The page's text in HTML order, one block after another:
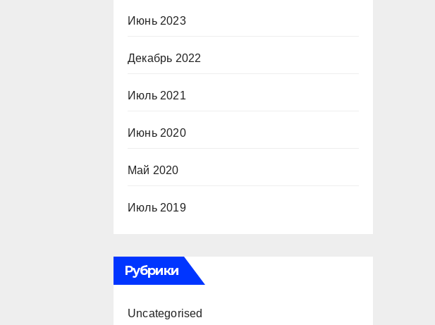
Июнь 2023
Декабрь 2022
Июль 2021
Июнь 2020
Май 2020
Июль 2019
Рубрики
Uncategorised